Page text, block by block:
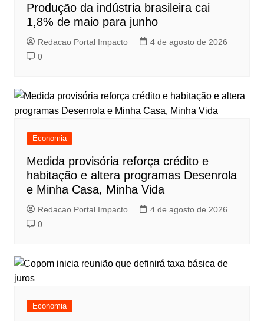
Produção da indústria brasileira cai
1,8% de maio para junho
Redacao Portal Impacto
4 de agosto de 2026
0
Economia
Medida provisória reforça crédito e
habitação e altera programas Desenrola
e Minha Casa, Minha Vida
Redacao Portal Impacto
4 de agosto de 2026
0
Economia